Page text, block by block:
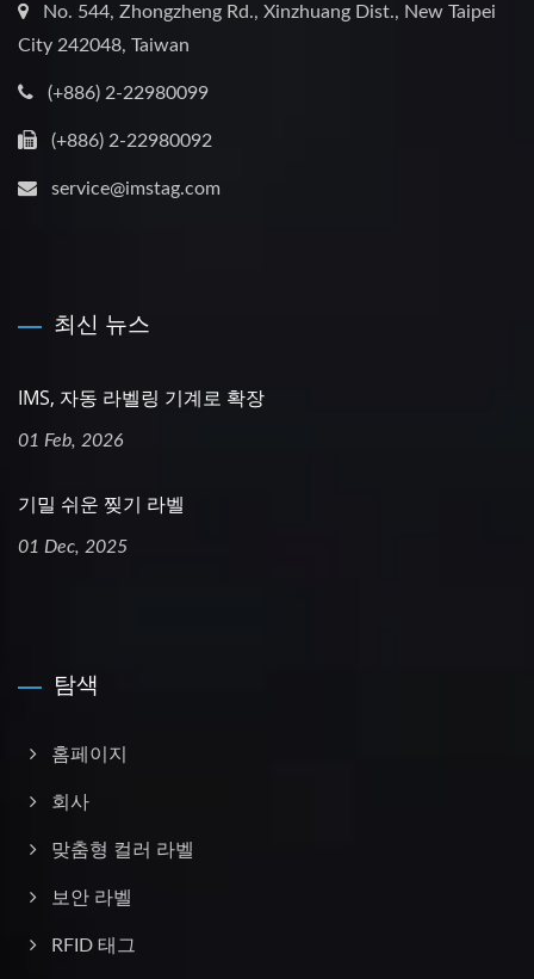
No. 544, Zhongzheng Rd., Xinzhuang Dist., New Taipei
City 242048, Taiwan
(+886) 2-22980099
(+886) 2-22980092
service@imstag.com
최신 뉴스
IMS, 자동 라벨링 기계로 확장
01 Feb, 2026
기밀 쉬운 찢기 라벨
01 Dec, 2025
탐색
홈페이지
회사
맞춤형 컬러 라벨
보안 라벨
RFID 태그